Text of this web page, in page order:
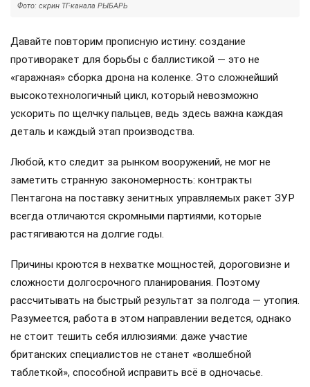
Фото: скрин ТГ-канала РЫБАРЬ
Давайте повторим прописную истину: создание
противоракет для борьбы с баллистикой — это не
«гаражная» сборка дрона на коленке. Это сложнейший
высокотехнологичный цикл, который невозможно
ускорить по щелчку пальцев, ведь здесь важна каждая
деталь и каждый этап производства.
Любой, кто следит за рынком вооружений, не мог не
заметить странную закономерность: контракты
Пентагона на поставку зенитных управляемых ракет ЗУР
всегда отличаются скромными партиями, которые
растягиваются на долгие годы.
Причины кроются в нехватке мощностей, дороговизне и
сложности долгосрочного планирования. Поэтому
рассчитывать на быстрый результат за полгода — утопия.
Разумеется, работа в этом направлении ведется, однако
не стоит тешить себя иллюзиями: даже участие
британских специалистов не станет «волшебной
таблеткой», способной исправить всё в одночасье.